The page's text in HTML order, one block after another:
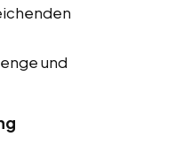
und